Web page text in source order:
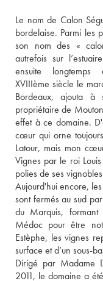
Le nom de Calon
bordelaise. Parmi les
son nom des «
autrefois sur
ensuite longtemps
XVIIIème siècle le
Bordeaux, ajouta à
propriétaire de
effet à ce domaine.
cœur qui orne
Latour, mais mon
Vignes par le roi
polies de ses
Aujourd'hui encore,
sont fermés au sud
du Marquis,
Médoc pour être
Estèphe, les vignes
surface et d’un sous-
Dirigé par Madame
2011, le domaine a